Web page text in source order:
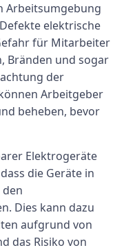
Arbeitsumgebung
elektrische
für Mitarbeiter
Bränden und sogar
der
Arbeitgeber
beheben, bevor
Elektrogeräte
die Geräte in
Dies kann dazu
aufgrund von
das Risiko von